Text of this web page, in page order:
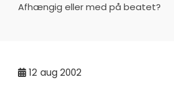
Afhængig eller med på beatet?
12 aug 2002